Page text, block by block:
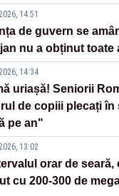
14:51
de guvern se
nu a obținut toate
14:34
uriașă! Seniorii
de copiii plecați
pe an"
13:02
orar de
cu 200-300 de